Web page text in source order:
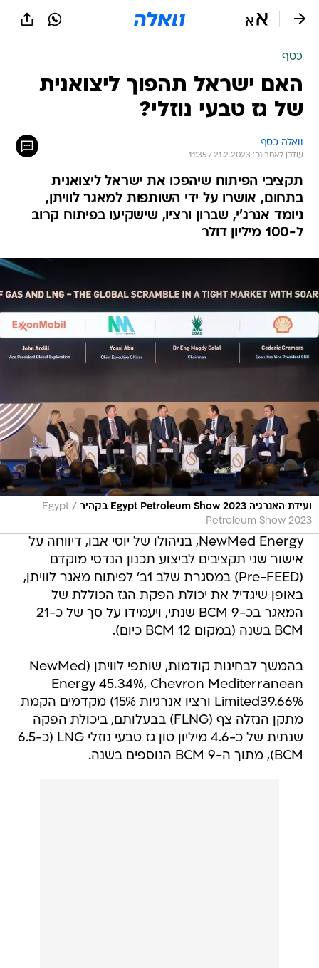
כסף
האם ישראל תהפוך ליצואנית
של גז טבעי נוזלי?
וואלה כסף
עודכן לאחרונה: 21.2.2023 / 11:35
תקציבי הפיתוח שיהפכו את ישראל ליצואנית
בתחום, אושרו על ידי השותפות למאגר לוויתן,
ניומד אנרג'י, שברון ורציו, שישקיעו בפיתוח קרוב
ל-100 מיליון דולר
ועידת האנרגיה Egypt Petroleum Show 2023 בקהיר /
Egypt
Petroleum Show 2023
NewMed Energy, בניהולו של יוסי אבו, דיווחה על
אישור שני תקציבים לביצוע תכנון הנדסי מוקדם
(Pre-FEED) במסגרת שלב 1ב' לפיתוח מאגר לוויתן,
באופן שיגדיל את יכולת הפקת הגז הכוללת של
המאגר בכ-9 BCM שנתי, ויעמידו על סך של כ-21
BCM בשנה (במקום 12 BCM כיום).
בהמשך לבחינות קודמות, שותפי לוויתן (NewMed
Energy 45.34%, Chevron Mediterranean
Limited39.66% ורציו אנרגיות 15%) מקדמים הקמת
מתקן הנזלה צף (FLNG) בבעלותם, ביכולת הפקה
שנתית של כ-4.6 מיליון טון גז טבעי נוזלי LNG (כ-6.5
BCM), מתוך ה-9 BCM הנוספים בשנה.